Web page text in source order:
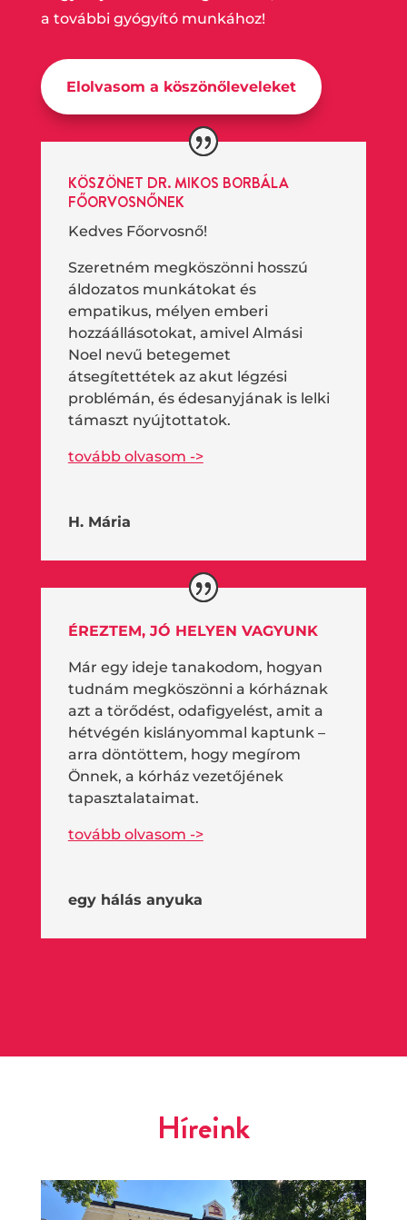
a további gyógyító munkához!
Elolvasom a köszönőleveleket
KÖSZÖNET DR. MIKOS BORBÁLA
FŐORVOSNŐNEK
Kedves Főorvosnő!
Szeretném megköszönni hosszú
áldozatos munkátokat és
empatikus, mélyen emberi
hozzáállásotokat, amivel Almási
Noel nevű betegemet
átsegítettétek az akut légzési
problémán, és édesanyjának is lelki
támaszt nyújtottatok.
tovább olvasom ->
H. Mária
ÉREZTEM, JÓ HELYEN VAGYUNK
Már egy ideje tanakodom, hogyan
tudnám megköszönni a kórháznak
azt a törődést, odafigyelést, amit a
hétvégén kislányommal kaptunk –
arra döntöttem, hogy megírom
Önnek, a kórház vezetőjének
tapasztalataimat.
tovább olvasom ->
egy hálás anyuka
Híreink